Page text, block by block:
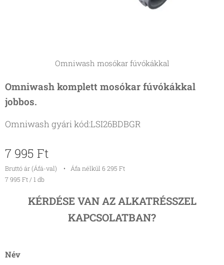
Omniwash mosókar fúvókákkal
Omniwash komplett mosókar fúvókákkal
jobbos.
Omniwash gyári kód:LSI26BDBGR
7 995 Ft
Bruttó ár (Áfá-val)
Áfa nélkül 6 295 Ft
7 995 Ft / 1 db
KÉRDÉSE VAN AZ ALKATRÉSSZEL
KAPCSOLATBAN?
Név